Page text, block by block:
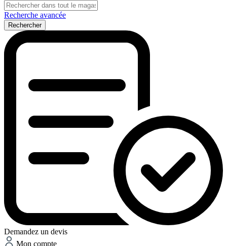
Recherche avancée
Rechercher
Demandez un devis
Mon compte